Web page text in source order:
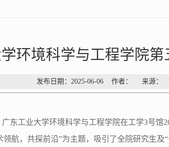
环境科学与工程学院
发布日期：2025-06-06 作者： 来源：
广东工业大学环境科学与工程学院在工学3号馆
领航，共探前沿”为主题，吸引了全院研究生及“